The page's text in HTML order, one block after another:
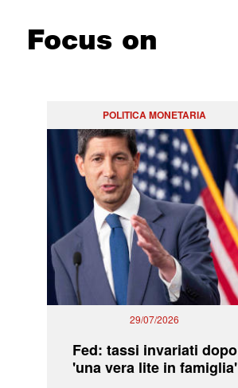
Focus on
POLITICA MONETARIA
29/07/2026
Fed: tassi invariati dopo
'una vera lite in famiglia'